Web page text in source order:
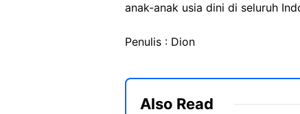
anak-anak usia dini di seluruh
Penulis : Dion
Also Read